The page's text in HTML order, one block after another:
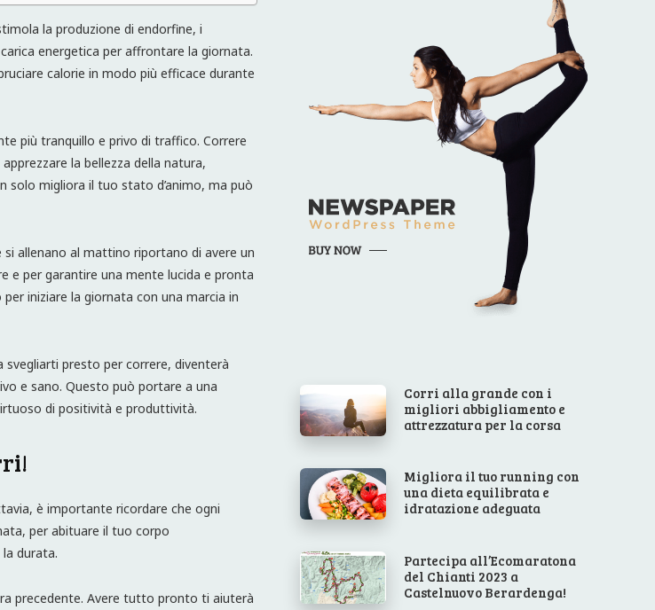
la produzione di endorfine, i
energetica per affrontare la giornata.
calorie in modo più efficace durante
più tranquillo e privo di traffico. Correre
la bellezza della natura,
solo migliora il tuo stato d’animo, ma può
allenano al mattino riportano di avere un
e per garantire una mente lucida e pronta
iniziare la giornata con una marcia in
presto per correre, diventerà
e sano. Questo può portare a una
di positività e produttività.
è importante ricordare che ogni
per abituare il tuo corpo
durata.
precedente. Avere tutto pronto ti aiuterà
Corri alla grande con i
migliori abbigliamento e
attrezzatura per la corsa
Migliora il tuo running con
una dieta equilibrata e
idratazione adeguata
Partecipa all’Ecomaratona
del Chianti 2023 a
Castelnuovo Berardenga!